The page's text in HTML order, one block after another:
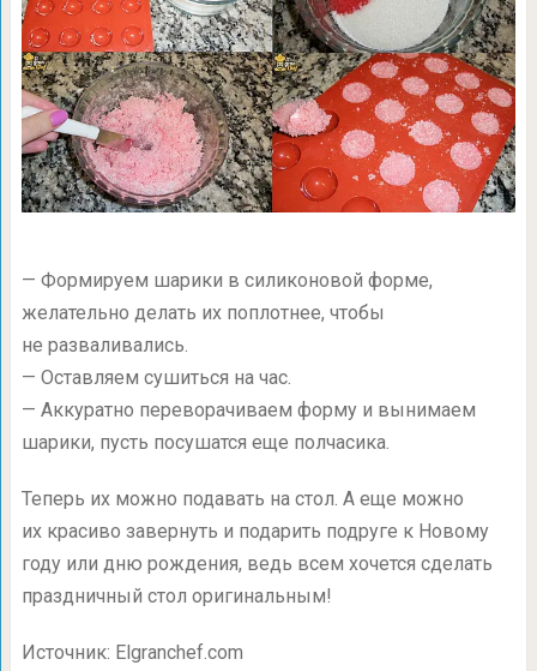
— Формируем шарики в силиконовой форме,
желательно делать их поплотнее, чтобы
не разваливались.
— Оставляем сушиться на час.
— Аккуратно переворачиваем форму и вынимаем
шарики, пусть посушатся еще полчасика.
Теперь их можно подавать на стол. А еще можно
их красиво завернуть и подарить подруге к Новому
году или дню рождения, ведь всем хочется сделать
праздничный стол оригинальным!
Источник: Elgranchef.com